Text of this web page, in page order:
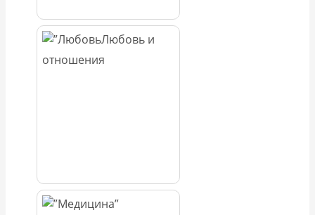
Любовь и
отношения